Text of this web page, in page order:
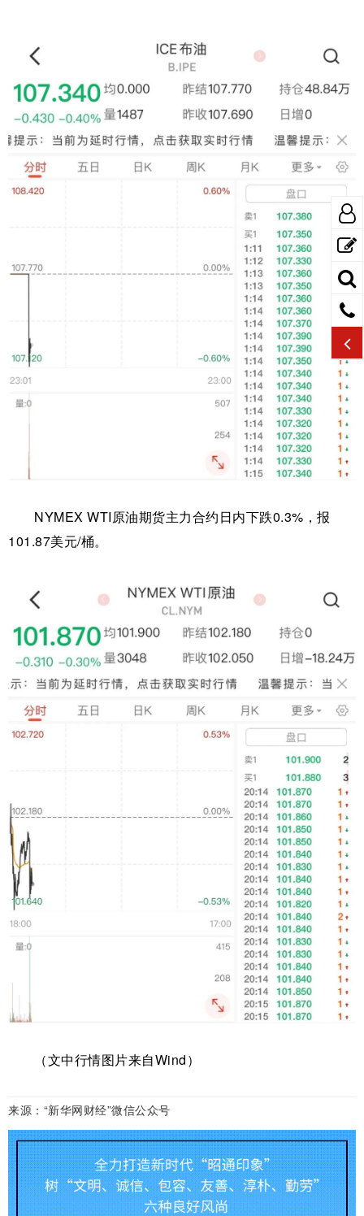
NYMEX WTI原油期货主力合约日内下跌0.3%，报
101.87美元/桶。
（文中行情图片来自Wind）
来源：“新华网财经”微信公众号